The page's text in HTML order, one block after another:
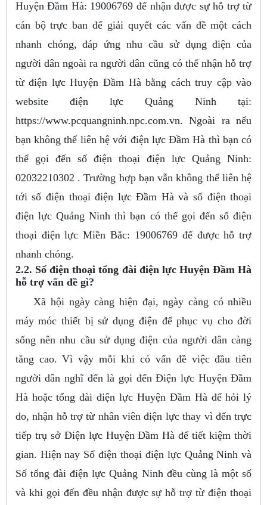
Huyện Đầm Hà: 19006769 để nhận được sự hỗ trợ từ
cán bộ trực ban để giải quyết các vấn đề một cách
nhanh chóng, đáp ứng nhu cầu sử dụng điện của
người dân ngoài ra người dân cũng có thể nhận hỗ trợ
từ điện lực Huyện Đầm Hà bằng cách truy cập vào
website điện lực Quảng Ninh tại:
https://www.pcquangninh.npc.com.vn. Ngoài ra nếu
bạn không thể liên hệ với điện lực Đầm Hà thì bạn có
thể gọi đến số điện thoại điện lực Quảng Ninh:
02032210302 . Trường hợp bạn vẫn không thể liên hệ
tới số điện thoại điện lực Đầm Hà và số điện thoại
điện lực Quảng Ninh thì bạn có thể gọi đến số điện
thoại điện lực Miền Bắc: 19006769 để được hỗ trợ
nhanh chóng.
2.2. Số điện thoại tổng đài điện lực Huyện Đầm Hà
hỗ trợ vấn đề gì?
Xã hội ngày càng hiện đại, ngày càng có nhiều
máy móc thiết bị sử dụng điện để phục vụ cho đời
sống nên nhu cầu sử dụng điện của người dân càng
tăng cao. Vì vậy mỗi khi có vấn đề việc đầu tiên
người dân nghĩ đến là gọi đến Điện lực Huyện Đầm
Hà hoặc tổng đài điện lực Huyện Đầm Hà để hỏi lý
do, nhận hỗ trợ từ nhân viên điện lực thay vì đến trực
tiếp trụ sở Điện lực Huyện Đầm Hà để tiết kiệm thời
gian. Hiện nay Số điện thoại điện lực Quảng Ninh và
Số tổng đài điện lực Quảng Ninh đều cùng là một số
và khi gọi đến đều nhận được sự hỗ trợ từ điện thoại